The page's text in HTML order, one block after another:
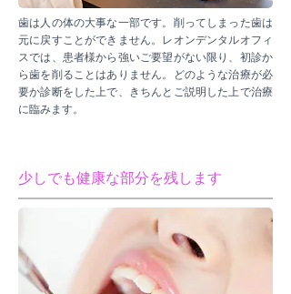
歯は人の体の大事な一部です。削ってしまった歯は
元に戻すことができません。レオンデンタルオフィ
スでは、患者様から強いご要望がない限り、初診か
ら歯を削ることはありません。どのような治療が必
要か診断をした上で、きちんとご説明した上で治療
に臨みます。
少しでも健康な部分を残します